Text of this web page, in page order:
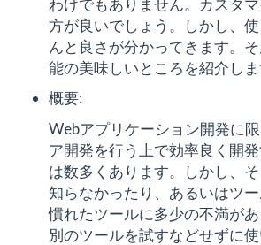
わけでもありません。カスタ
方が良いでしょう。しかし、
んと良さが分かってきます。
能の美味しいところを紹介しま
概要:
Webアプリケーション開発に
ア開発を行う上で効率良く開
は数多くあります。しかし、
知らなかったり、あるいはツ
慣れたツールに多少の不満が
別のツールを試すなどせずに